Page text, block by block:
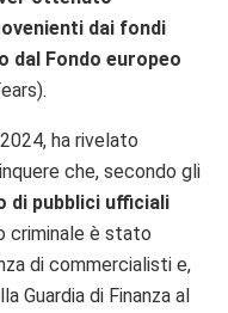
dai fondi
dal Fondo europeo
ha rivelato
che, secondo gli
di pubblici ufficiali
criminale è stato
di commercialisti e,
Guardia di Finanza al